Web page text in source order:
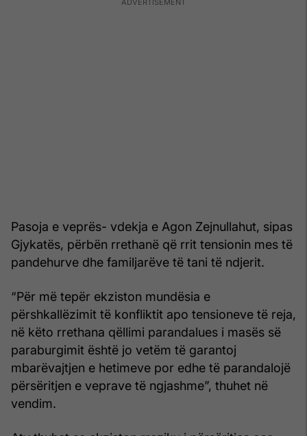
Pasoja e veprës- vdekja e Agon Zejnullahut, sipas
Gjykatës, përbën rrethanë që rrit tensionin mes të
pandehurve dhe familjarëve të tani të ndjerit.
“Për më tepër ekziston mundësia e
përshkallëzimit të konfliktit apo tensioneve të reja,
në këto rrethana qëllimi parandalues i masës së
paraburgimit është jo vetëm të garantoj
mbarëvajtjen e hetimeve por edhe të parandalojë
përsëritjen e veprave të ngjashme”, thuhet në
vendim.